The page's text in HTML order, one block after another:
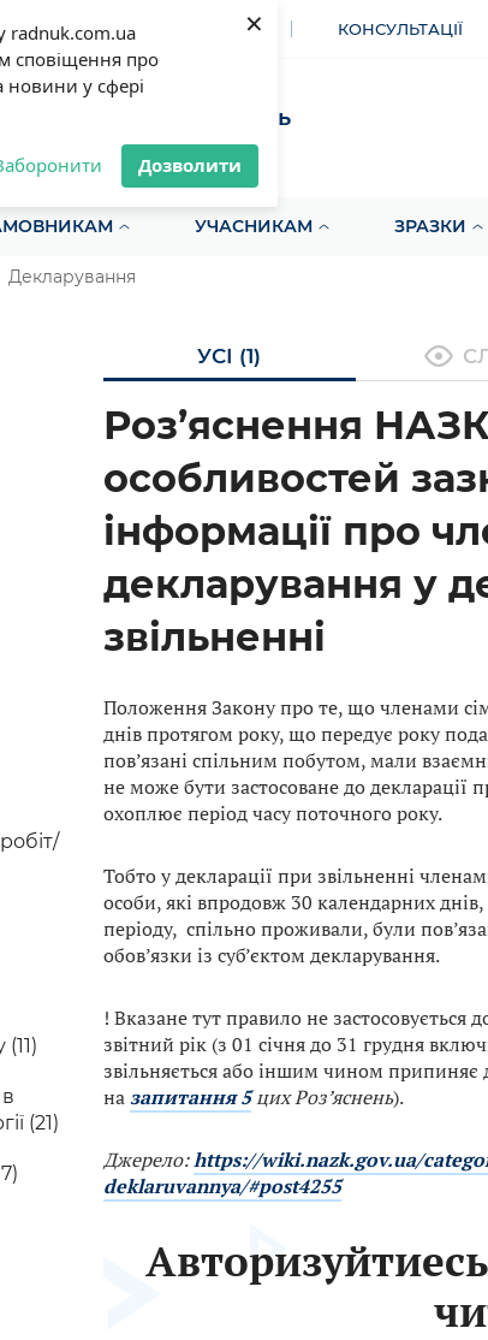
radnuk.com.ua
сповіщення про
новини у сфері
Дозволити
×
ІНСТРУМЕНТИ КОНСУЛЬТАЦІЇ
публічних закупівель
одному порталі
УЧАСНИКАМ ЗРАЗКИ
Декларування
УСІ (1)
(21)
Роз’яснення
особливостей
інформації про
декларування у
звільненні
Положення Закону про те, що членами
днів протягом року, що передує року
пов’язані спільним побутом, мали
не може бути застосоване до декларації
охоплює період часу поточного року.
Тобто у декларації при звільненні
особи, які впродовж 30 календарних
періоду, спільно проживали, були
обов’язки із суб’єктом декларування.
! Вказане тут правило не застосовується
звітний рік (з 01 січня до 31 грудня
звільняється або іншим чином припиняє
назапитання 5цих Роз’яснень).
Джерело:https://wiki.nazk.gov.ua/
deklaruvannya/#post4255